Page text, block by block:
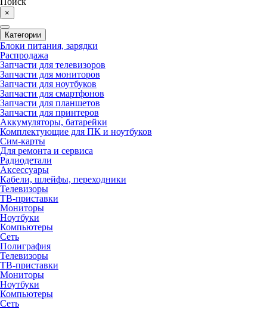
×
Категории
Блоки питания, зарядки
Распродажа
Запчасти для телевизоров
Запчасти для мониторов
Запчасти для ноутбуков
Запчасти для смартфонов
Запчасти для планшетов
Запчасти для принтеров
Аккумуляторы, батарейки
Комплектующие для ПК и ноутбуков
Сим-карты
Для ремонта и сервиса
Радиодетали
Аксессуары
Кабели, шлейфы, переходники
Телевизоры
ТВ-приставки
Мониторы
Ноутбуки
Компьютеры
Сеть
Полиграфия
Телевизоры
ТВ-приставки
Мониторы
Ноутбуки
Компьютеры
Сеть